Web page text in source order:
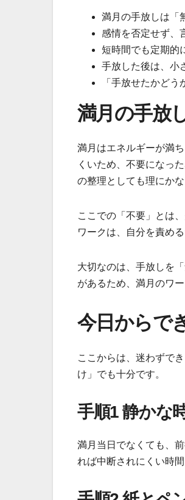
満月の手放しは「
感情を否定せず、
短時間でも定期的
手放した後は、小
「手放せたかど
満月の手放
満月はエネルギーが満
くいため、不要になっ
の整理としても理にかな
ここでの「不要」とは
ワークは、自分を責め
大切なのは、手放しを
があるため、満月のワ
今日からで
ここからは、迷わずで
け」でも十分です。
手順1 静かな
満月当日でなくても、
れば中断されにくい時